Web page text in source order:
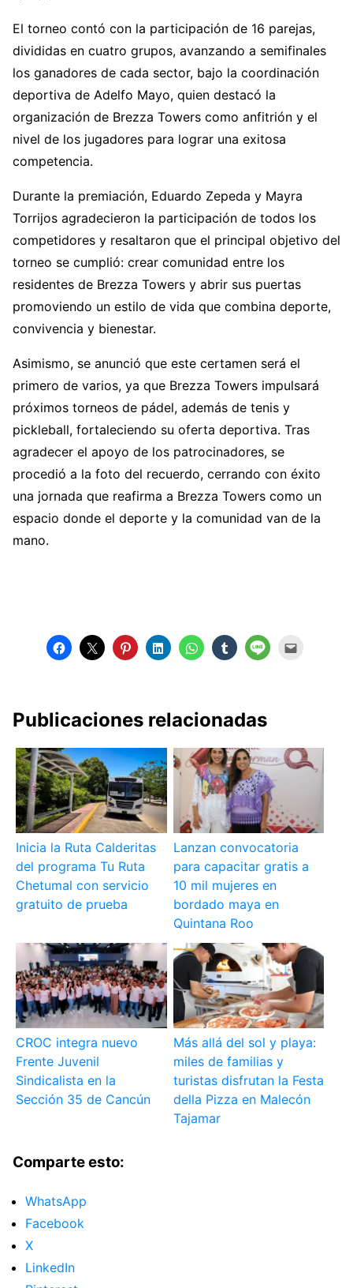
El torneo contó con la participación de 16 parejas,
divididas en cuatro grupos, avanzando a semifinales
los ganadores de cada sector, bajo la coordinación
deportiva de Adelfo Mayo, quien destacó la
organización de Brezza Towers como anfitrión y el
nivel de los jugadores para lograr una exitosa
competencia.
Durante la premiación, Eduardo Zepeda y Mayra
Torrijos agradecieron la participación de todos los
competidores y resaltaron que el principal objetivo del
torneo se cumplió: crear comunidad entre los
residentes de Brezza Towers y abrir sus puertas
promoviendo un estilo de vida que combina deporte,
convivencia y bienestar.
Asimismo, se anunció que este certamen será el
primero de varios, ya que Brezza Towers impulsará
próximos torneos de pádel, además de tenis y
pickleball, fortaleciendo su oferta deportiva. Tras
agradecer el apoyo de los patrocinadores, se
procedió a la foto del recuerdo, cerrando con éxito
una jornada que reafirma a Brezza Towers como un
espacio donde el deporte y la comunidad van de la
mano.
Publicaciones relacionadas
Inicia la Ruta Calderitas
del programa Tu Ruta
Chetumal con servicio
gratuito de prueba
Lanzan convocatoria
para capacitar gratis a
10 mil mujeres en
bordado maya en
Quintana Roo
CROC integra nuevo
Frente Juvenil
Sindicalista en la
Sección 35 de Cancún
Más allá del sol y playa:
miles de familias y
turistas disfrutan la Festa
della Pizza en Malecón
Tajamar
Comparte esto:
WhatsApp
Facebook
X
LinkedIn